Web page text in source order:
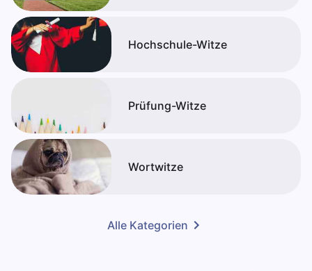
Hochschule-Witze
Prüfung-Witze
Wortwitze
Alle Kategorien